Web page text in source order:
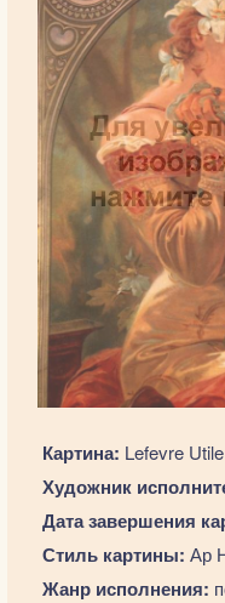
Картина: Lefevre Utile
Художник
Дата завершения
Стиль картины: Ар
Жанр исполнения: